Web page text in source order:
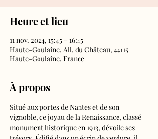
Heure et lieu
11 nov. 2024, 15:45 – 16:45
Haute-Goulaine, All. du Château, 44115
Haute-Goulaine, France
À propos
Situé aux portes de Nantes et de son
vignoble, ce joyau de la Renaissance, classé
monument historique en 1913, dévoile ses